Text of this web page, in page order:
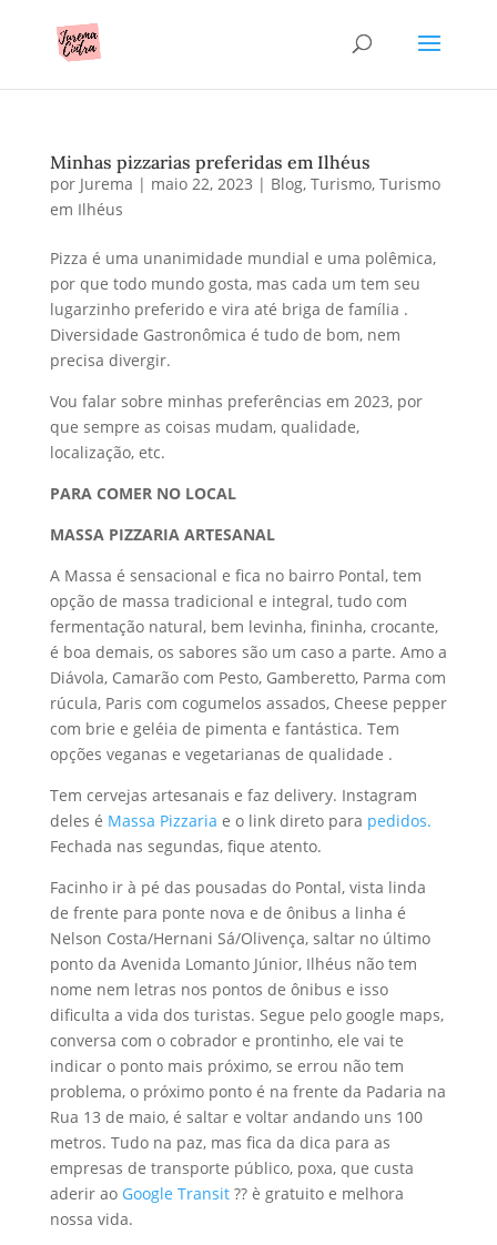
Minhas pizzarias preferidas em Ilhéus
por Jurema | maio 22, 2023 | Blog, Turismo, Turismo
em Ilhéus
Pizza é uma unanimidade mundial e uma polêmica,
por que todo mundo gosta, mas cada um tem seu
lugarzinho preferido e vira até briga de família .
Diversidade Gastronômica é tudo de bom, nem
precisa divergir.
Vou falar sobre minhas preferências em 2023, por
que sempre as coisas mudam, qualidade,
localização, etc.
PARA COMER NO LOCAL
MASSA PIZZARIA ARTESANAL
A Massa é sensacional e fica no bairro Pontal, tem
opção de massa tradicional e integral, tudo com
fermentação natural, bem levinha, fininha, crocante,
é boa demais, os sabores são um caso a parte. Amo a
Diávola, Camarão com Pesto, Gamberetto, Parma com
rúcula, Paris com cogumelos assados, Cheese pepper
com brie e geléia de pimenta e fantástica. Tem
opções veganas e vegetarianas de qualidade .
Tem cervejas artesanais e faz delivery. Instagram
deles é Massa Pizzaria e o link direto para pedidos.
Fechada nas segundas, fique atento.
Facinho ir à pé das pousadas do Pontal, vista linda
de frente para ponte nova e de ônibus a linha é
Nelson Costa/Hernani Sá/Olivença, saltar no último
ponto da Avenida Lomanto Júnior, Ilhéus não tem
nome nem letras nos pontos de ônibus e isso
dificulta a vida dos turistas. Segue pelo google maps,
conversa com o cobrador e prontinho, ele vai te
indicar o ponto mais próximo, se errou não tem
problema, o próximo ponto é na frente da Padaria na
Rua 13 de maio, é saltar e voltar andando uns 100
metros. Tudo na paz, mas fica da dica para as
empresas de transporte público, poxa, que custa
aderir ao Google Transit ?? è gratuito e melhora
nossa vida.